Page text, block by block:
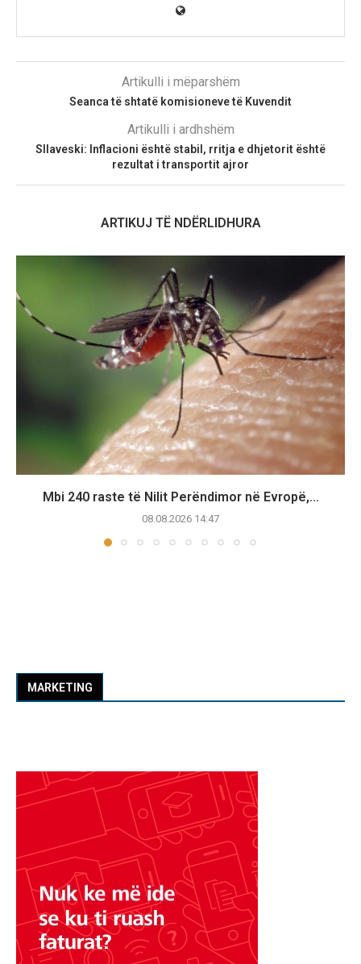
Artikulli i mëparshëm
Seanca të shtatë komisioneve të Kuvendit
Artikulli i ardhshëm
Sllaveski: Inflacioni është stabil, rritja e dhjetorit është
rezultat i transportit ajror
ARTIKUJ TË NDËRLIDHURA
Mbi 240 raste të Nilit Perëndimor në Evropë,...
08.08.2026 14:47
MARKETING